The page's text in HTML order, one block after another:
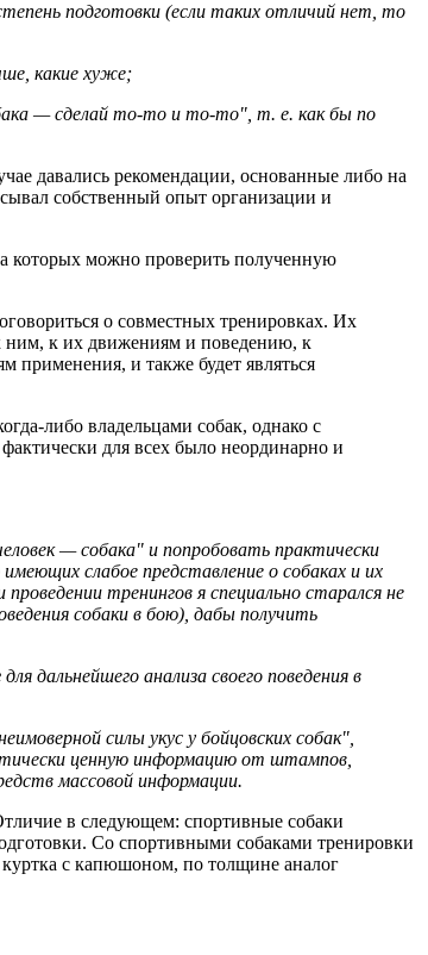
подготовки (если таких отличий нет, то
какие хуже;
— сделай то-то и то-то", т. е. как бы по
давались рекомендации, основанные либо на
собственный опыт организации и
которых можно проверить полученную
о совместных тренировках. Их
ним, к их движениям и поведению, к
применения, и также будет являться
либо владельцами собак, однако с
для всех было неординарно и
— собака" и попробовать практически
слабое представление о собаках и их
тренингов я специально старался не
собаки в бою), дабы получить
дальнейшего анализа своего поведения в
силы укус у бойцовских собак",
ценную информацию от штампов,
массовой информации.
в следующем: спортивные собаки
Со спортивными собаками тренировки
с капюшоном, по толщине аналог